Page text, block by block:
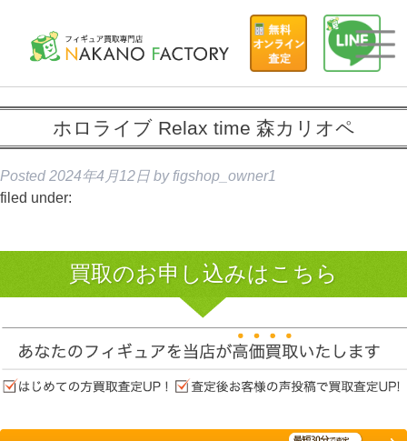
ホロライブ Relax time 森カリオペ
Posted 2024年4月12日 by figshop_owner1
filed under:
買取のお申し込みはこちら